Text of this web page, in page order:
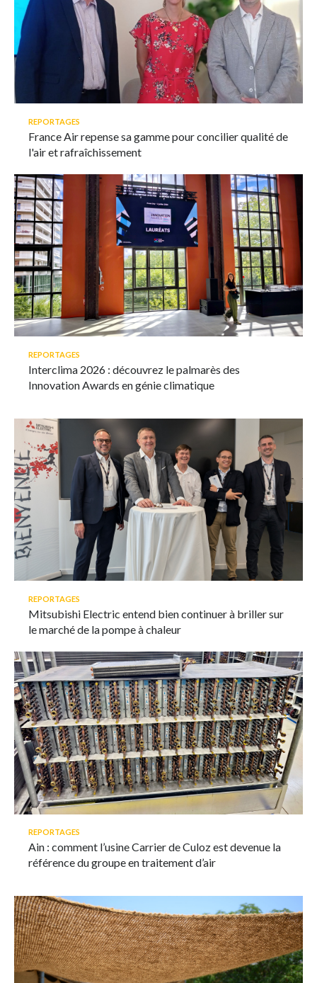
REPORTAGES
France Air repense sa gamme pour concilier qualité de
l'air et rafraîchissement
REPORTAGES
Interclima 2026 : découvrez le palmarès des
Innovation Awards en génie climatique
REPORTAGES
Mitsubishi Electric entend bien continuer à briller sur
le marché de la pompe à chaleur
REPORTAGES
Ain : comment l’usine Carrier de Culoz est devenue la
référence du groupe en traitement d’air